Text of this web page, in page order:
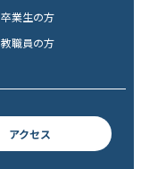
卒業生の方
教職員の方
アクセス